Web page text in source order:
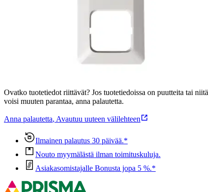
Ovatko tuotetiedot riittävät? Jos tuotetiedoissa on puutteita tai niitä
voisi muuten parantaa, anna palautetta.
Anna palautetta, Avautuu uuteen välilehteen
Ilmainen palautus 30 päivää.*
Nouto myymälästä ilman toimituskuluja.
Asiakasomistajalle Bonusta jopa 5 %.*